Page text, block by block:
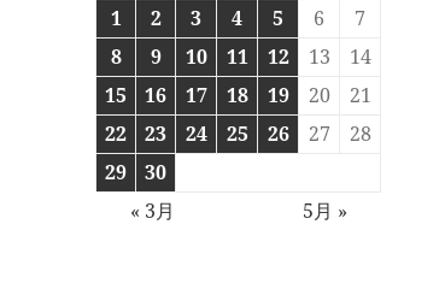
1
2 3 4 5 6
7
8
9 10 11 12 13
14
15
16 17 18 19 20
21
22
23 24 25 26 27
28
29
30
« 3月
5月 »